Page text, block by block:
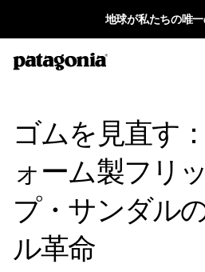
地球が私たちの唯
ゴムを見直す
ォーム製フリ
プ・サンダル
ル革命